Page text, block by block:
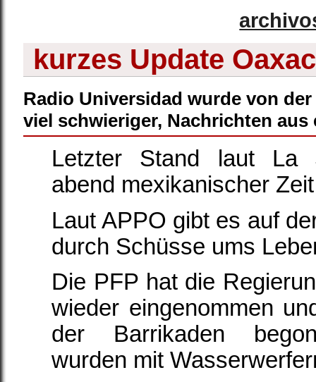
kurzes Update
Radio Universidad wurde von
viel schwieriger, Nachrichten
Letzter Stand laut La
abend mexikanischer
Laut APPO gibt es auf
durch Schüsse ums
Die PFP hat die
wieder eingenommen
der Barrikaden
wurden mit